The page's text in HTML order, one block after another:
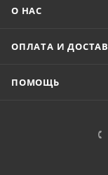
О НАС
ОПЛАТА И
ПОМОЩЬ